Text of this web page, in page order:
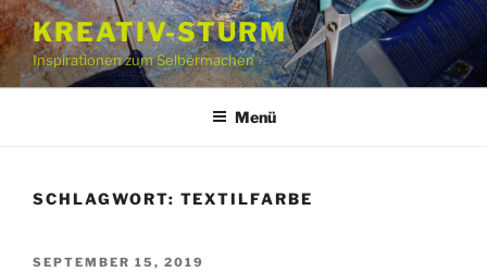
Zum
Inhalt
springen
KREATIV-STURM
Inspirationen zum Selbermachen
Menü
SCHLAGWORT: TEXTILFARBE
VERÖFFENTLICHT
SEPTEMBER 15, 2019